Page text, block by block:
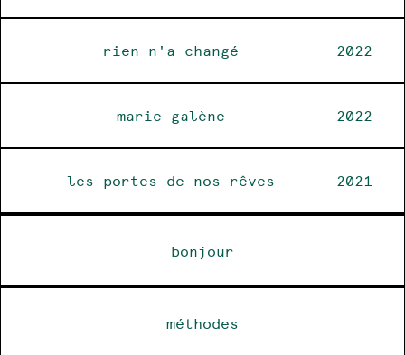
rien n'a changé 2022
marie galène 2022
les portes de nos rêves 2021
bonjour
méthodes